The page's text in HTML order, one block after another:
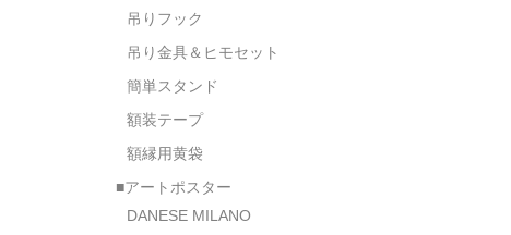
吊りフック
吊り金具＆ヒモセット
簡単スタンド
額装テープ
額縁用黄袋
■アートポスター
DANESE MILANO